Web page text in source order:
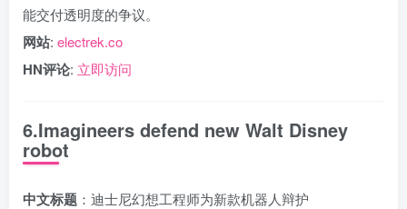
能交付透明度的争议。
网站: electrek.co
HN评论: 立即访问
6.Imagineers defend new Walt Disney
robot
中文标题 ：迪士尼幻想工程师为新款机器人辩护